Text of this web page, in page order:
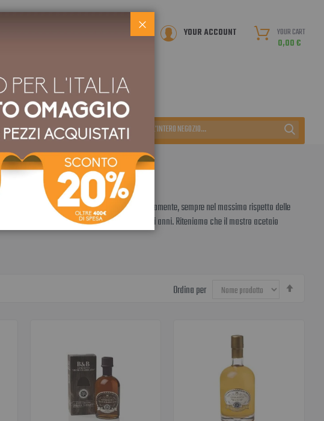
YOUR ACCOUNT
YOUR CART
0,00 €
secondo le tradizioni familiari ma, ovviamente, sempre nel massimo rispetto delle
l’80% ed un invecchiamento sino a venti anni. Riteniamo che il mastro acetaio
Ordina per